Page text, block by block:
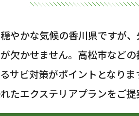
やかな気候の香川県ですが
欠かせません。高松市など
サビ対策がポイントとなり
たエクステリアプランをご提